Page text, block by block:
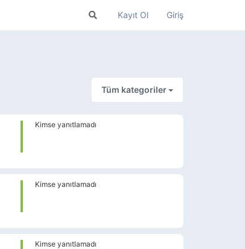
Kayıt Ol Giriş
Tüm kategoriler
Kimse yanıtlamadı
Kimse yanıtlamadı
Kimse yanıtlamadı